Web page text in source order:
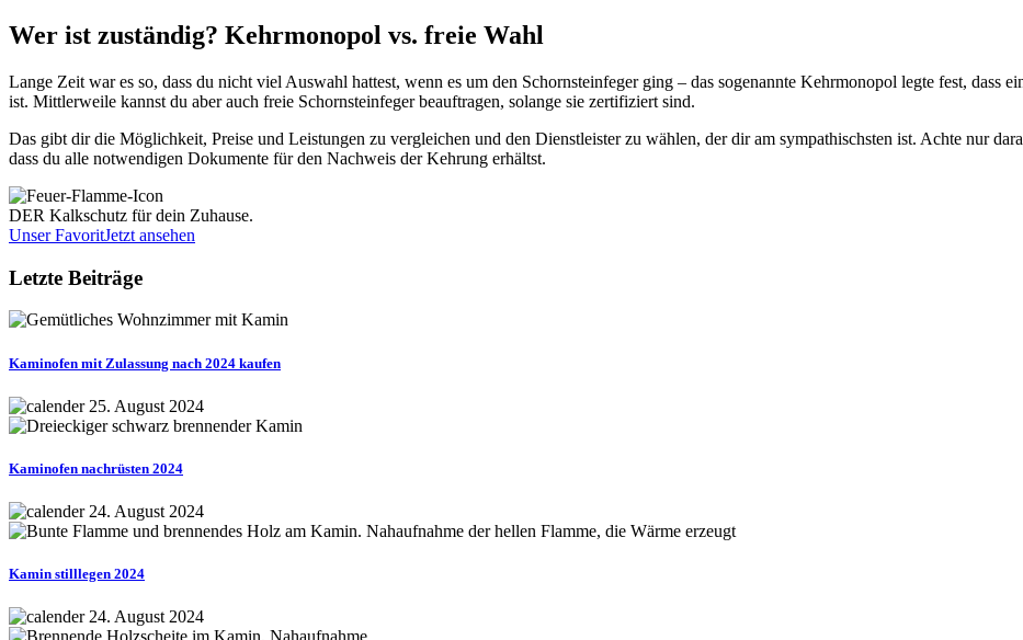
Wer ist zuständig? Kehrmonopol vs. freie Wahl
Lange Zeit war es so, dass du nicht viel Auswahl hattest, wenn es um den Schornsteinfeger ging – das sogenannte Kehrmonopol legte fest, dass
ist. Mittlerweile kannst du aber auch freie Schornsteinfeger beauftragen, solange sie zertifiziert sind.
Das gibt dir die Möglichkeit, Preise und Leistungen zu vergleichen und den Dienstleister zu wählen, der dir am sympathischsten ist. Achte nur
dass du alle notwendigen Dokumente für den Nachweis der Kehrung erhältst.
DER Kalkschutz für dein Zuhause.
Unser FavoritJetzt ansehen
Letzte Beiträge
Kaminofen mit Zulassung nach 2024 kaufen
25. August 2024
Kaminofen nachrüsten 2024
24. August 2024
Kamin stilllegen 2024
24. August 2024